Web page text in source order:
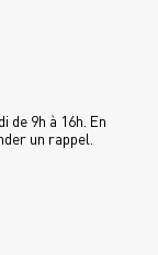
de 9h à 16h. En
un rappel.